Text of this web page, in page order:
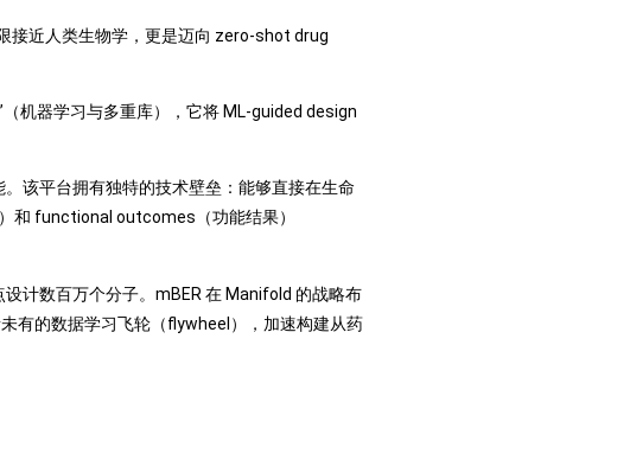
近人类生物学，更是迈向 zero‑shot drug
机器学习与多重库），它将 ML-guided design
该平台拥有独特的技术壁垒：能够直接在生命
和 functional outcomes（功能结果）
计数百万个分子。mBER 在 Manifold 的战略布
有的数据学习飞轮（flywheel），加速构建从药